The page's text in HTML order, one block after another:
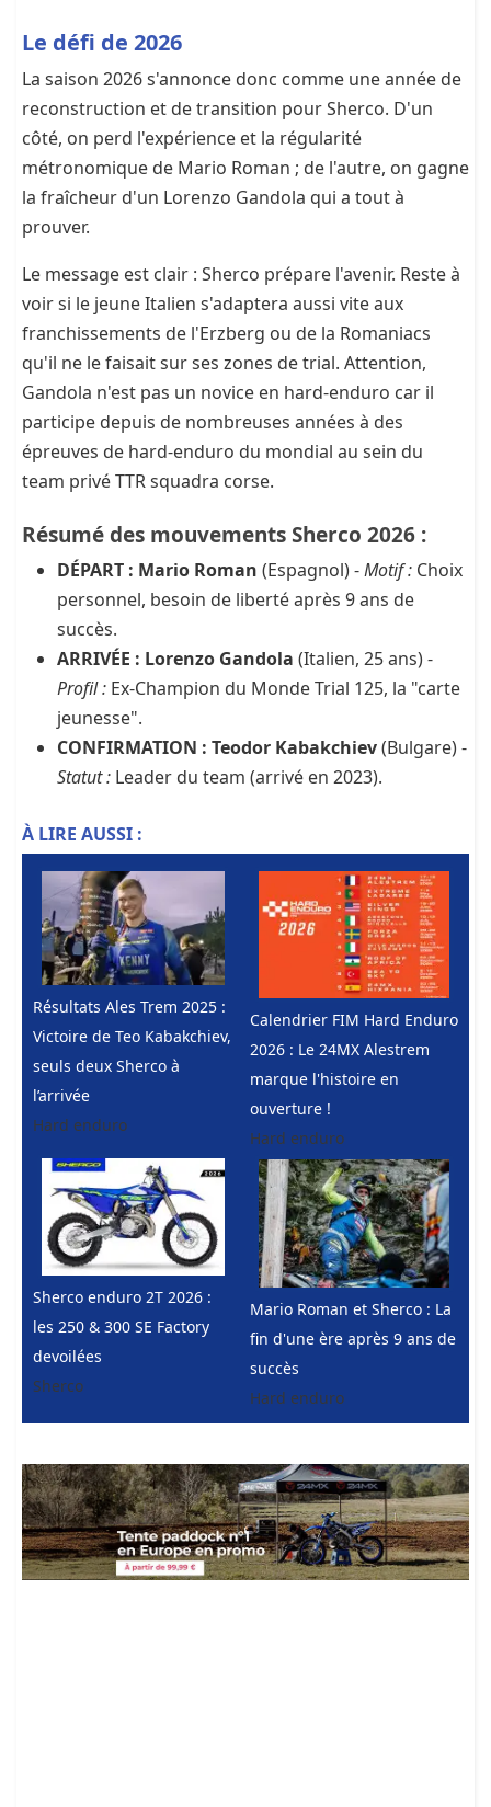
Le défi de 2026
La saison 2026 s'annonce donc comme une année de
reconstruction et de transition pour Sherco. D'un
côté, on perd l'expérience et la régularité
métronomique de Mario Roman ; de l'autre, on gagne
la fraîcheur d'un Lorenzo Gandola qui a tout à
prouver.
Le message est clair : Sherco prépare l'avenir. Reste à
voir si le jeune Italien s'adaptera aussi vite aux
franchissements de l'Erzberg ou de la Romaniacs
qu'il ne le faisait sur ses zones de trial. Attention,
Gandola n'est pas un novice en hard-enduro car il
participe depuis de nombreuses années à des
épreuves de hard-enduro du mondial au sein du
team privé TTR squadra corse.
Résumé des mouvements Sherco 2026 :
DÉPART : Mario Roman (Espagnol) -Motif : Choix
personnel, besoin de liberté après 9 ans de
succès.
ARRIVÉE : Lorenzo Gandola (Italien, 25 ans) -
Profil : Ex-Champion du Monde Trial 125, la "carte
jeunesse".
CONFIRMATION : Teodor Kabakchiev(Bulgare) -
Statut : Leader du team (arrivé en 2023).
À LIRE AUSSI :
Résultats Ales Trem 2025 :
Victoire de Teo Kabakchiev,
seuls deux Sherco à
l’arrivée
Hard enduro
Sherco enduro 2T 2026 :
les 250 & 300 SE Factory
devoilées
Sherco
Calendrier FIM Hard Enduro
2026 : Le 24MX Alestrem
marque l'histoire en
ouverture !
Hard enduro
Mario Roman et Sherco : La
fin d'une ère après 9 ans de
succès
Hard enduro